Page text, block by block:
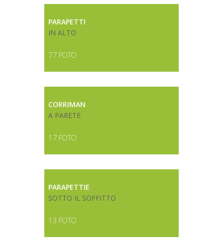
PARAPETTI
IN ALTO
77 FOTO
CORRIMAN
A PARETE
17 FOTO
PARAPETTIE
SOTTO IL SOFFITTO
13 FOTO